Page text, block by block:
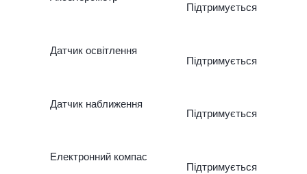
Підтримується
Датчик освітлення
Підтримується
Датчик наближення
Підтримується
Електронний компас
Підтримується